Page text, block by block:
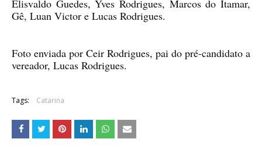
Elisvaldo Guedes, Yves Rodrigues, Marcos do Itamar,
Gê, Luan Victor e Lucas Rodrigues.
Foto enviada por Ceir Rodrigues, pai do pré-candidato a
vereador, Lucas Rodrigues.
Tags: Catarina